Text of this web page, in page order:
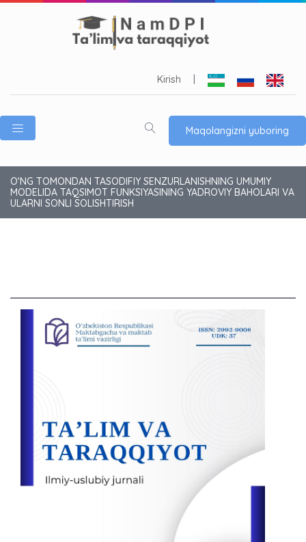
Kirish
Maqolangizni yuboring
O‘NG TOMONDAN TASODIFIY SENZURLANISHNING UMUMIY
MODELIDA TAQSIMOT FUNKSIYASINING YADROVIY BAHOLARI VA
ULARNI SONLI SOLISHTIRISH